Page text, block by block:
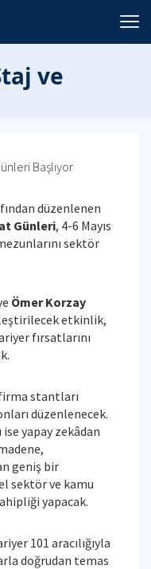
ve
Başlıyor
düzenlenen
Günleri, 4-6 Mayıs
sektör
Ömer Korzay
etkinlik,
fırsatlarını
stantları
düzenlenecek.
yapay zekâdan
geniş bir
sektör ve kamu
yapacak.
101 aracılığıyla
doğrudan temas